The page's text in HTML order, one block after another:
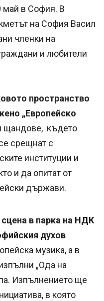
май в София. В
на София Васил
членки на
и любители
пространство
„Европейско
щандове, където
срещнат с
институции и
и да опитат от
държави.
сцена в парка на НДК
духов
музика, а в
„Ода на
Изпълнението ще
в която